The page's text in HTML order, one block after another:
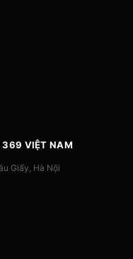
369 VIỆT NAM
Giấy, Hà Nội